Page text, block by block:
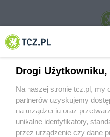
© 2001-2026 Tczew - TCZ.PL Sp. z
Drogi Użytkowniku,
Na naszej stronie tcz.pl, my
partnerów uzyskujemy
na urządzeniu oraz
unikalne identyfikatory,
przez urządzenie czy dane